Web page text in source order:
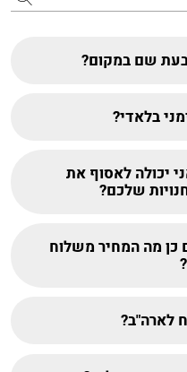
שם במקום?
בלאדי?
יכולה לאסוף את
שלכם?
מה המחיר משלוח
לארה"ב?